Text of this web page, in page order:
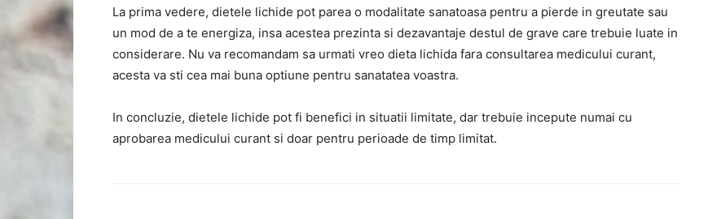
La prima vedere, dietele lichide pot parea o modalitate sanatoasa pentru a pierde in greutate sau
un mod de a te energiza, insa acestea prezinta si dezavantaje destul de grave care trebuie luate in
considerare. Nu va recomandam sa urmati vreo dieta lichida fara consultarea medicului curant,
acesta va sti cea mai buna optiune pentru sanatatea voastra.
In concluzie, dietele lichide pot fi benefici in situatii limitate, dar trebuie incepute numai cu
aprobarea medicului curant si doar pentru perioade de timp limitat.